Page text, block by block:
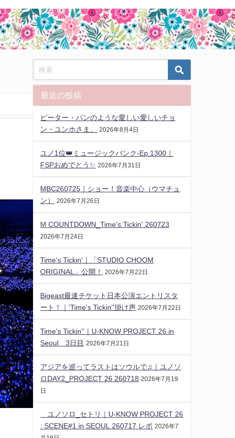
最近の投稿
ピーター・パンのような愛しい愛しいチョ
ン・ユンホさま。
2026年8月4日
ユノ1位👑ミュージックバンク-Ep.1300｜
FSPおめでとう✨️ 2026年7月31日
MBC260725｜ショー！音楽中心（ウマチュ
ン）
2026年7月26日
M COUNTDOWN_Time's Tickin' 260723
2026年7月24日
Time's Tickin'｜「STUDIO CHOOM
ORIGINAL」公開！
2026年7月22日
Bigeast最速チケット日本公演エントリスタ
ート！｜'Time's Tickin''掛け声 2026年7月22日
Time's Tickin''｜U-KNOW PROJECT 26 in
Seoul 3日目 2026年7月21日
アジアを巡ってラストはソウルで♫｜ユノソ
ロDAY2_PROJECT 26 260718 2026年7月19
日
ユノソロ_セトリ｜U-KNOW PROJECT 26
: SCENE#1 in SEOUL 260717 レポ 2026年7